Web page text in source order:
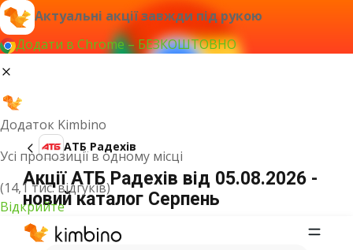
Актуальні акції завжди під рукою
Додати в Chrome – БЕЗКОШТОВНО
Додаток Kimbino
Усі пропозиції в одному місці
(14,1 тис. відгуків)
Відкрийте
АТБ Радехів
Акції АТБ Радехів від 05.08.2026 -
новий каталог Серпень